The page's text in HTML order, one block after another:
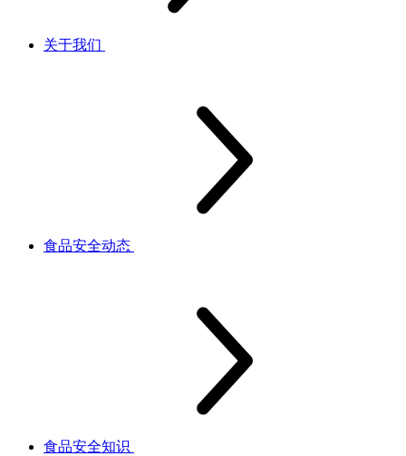
关于我们
食品安全动态
食品安全知识